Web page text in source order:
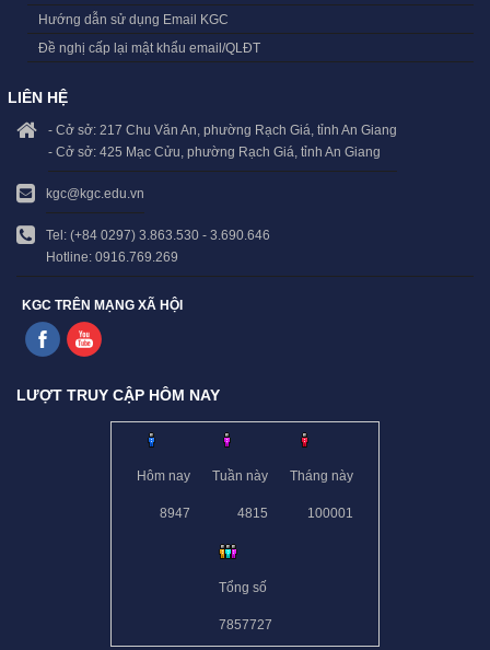
Hướng dẫn sử dụng Email KGC
Đề nghị cấp lại mật khẩu email/QLĐT
LIÊN HỆ
- Cở sở: 217 Chu Văn An, phường Rạch Giá, tỉnh An Giang
- Cở sở: 425 Mạc Cửu, phường Rạch Giá, tỉnh An Giang
kgc@kgc.edu.vn
Tel: (+84 0297) 3.863.530 - 3.690.646
Hotline: 0916.769.269
KGC TRÊN MẠNG XÃ HỘI
LƯỢT TRUY CẬP HÔM NAY
Hôm nay
8947
Tuần này
4815
Tháng này
100001
Tổng số
7857727